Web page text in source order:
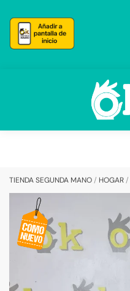
navigation
content
TIENDA SEGUNDA MANO/ HOGAR/